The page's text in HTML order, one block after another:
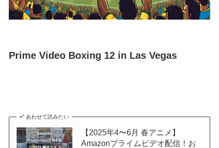
Prime Video Boxing 12 in Las Vegas
あわせて読みたい
【2025年4〜6月 春アニメ】
Amazonプライムビデオ配信！お